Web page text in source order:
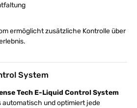
ermöglicht zusätzliche Kontrolle über
System
Tech E-Liquid Control System
automatisch und optimiert jede